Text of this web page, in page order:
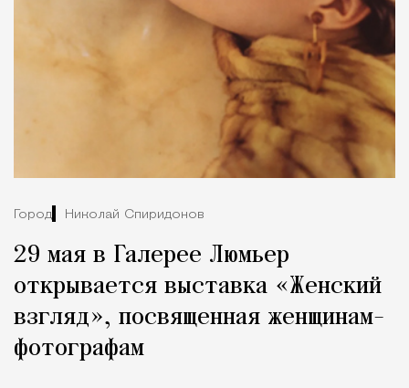
Город Николай Спиридонов
29 мая в Галерее Люмьер
открывается выставка «Женский
взгляд», посвященная женщинам-
фотографам